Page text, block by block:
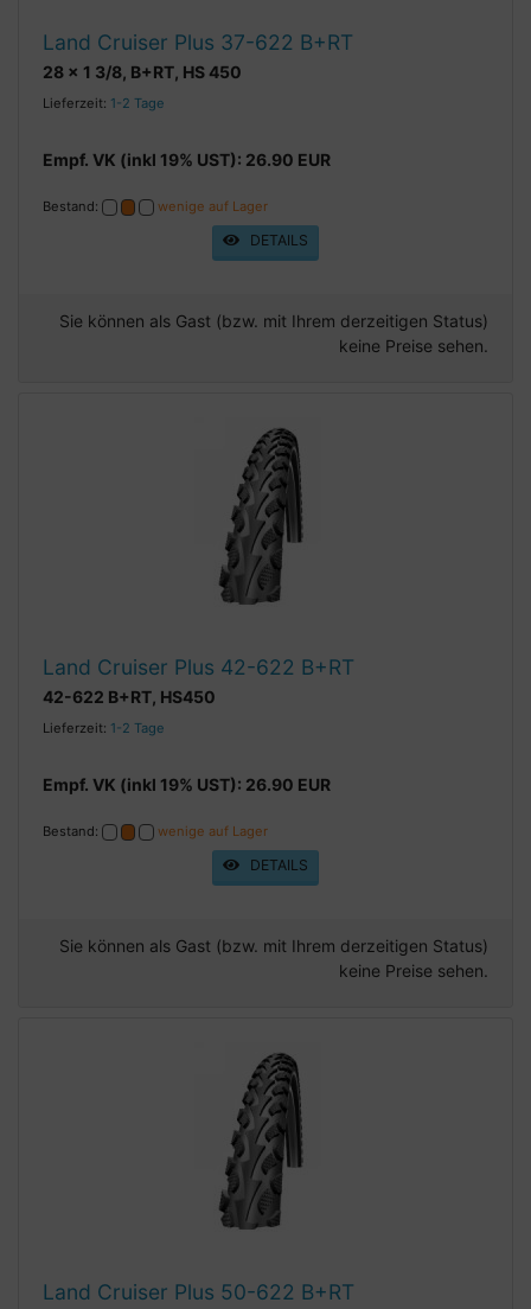
Land Cruiser Plus 37-622 B+RT
28 x 1 3/8, B+RT, HS 450
Lieferzeit: 1-2 Tage
Empf. VK (inkl 19% UST): 26.90 EUR
Bestand: wenige auf Lager
DETAILS
Sie können als Gast (bzw. mit Ihrem derzeitigen Status)
keine Preise sehen.
Land Cruiser Plus 42-622 B+RT
42-622 B+RT, HS450
Lieferzeit: 1-2 Tage
Empf. VK (inkl 19% UST): 26.90 EUR
Bestand: wenige auf Lager
DETAILS
Sie können als Gast (bzw. mit Ihrem derzeitigen Status)
keine Preise sehen.
Land Cruiser Plus 50-622 B+RT